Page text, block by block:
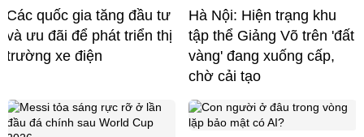
Các quốc gia tăng đầu tư
và ưu đãi để phát triển thị
trường xe điện
Hà Nội: Hiện trạng khu
tập thể Giảng Võ trên 'đất
vàng' đang xuống cấp,
chờ cải tạo